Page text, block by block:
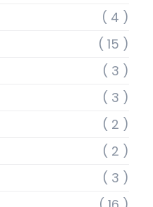
( 4 )
( 15 )
( 3 )
( 3 )
( 2 )
( 2 )
( 3 )